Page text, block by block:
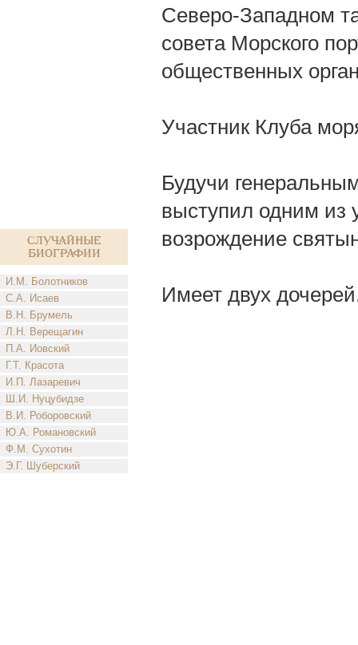
Случайные
биографии
И.М. Болотников
С.А. Исаев
В.Н. Брумель
Л.Н. Верещагин
П.А. Иовский
Г.Т. Красота
И.П. Лазаревич
Ш.И. Нуцубидзе
В.И. Роборовский
Ю.А. Романовский
Ф.М. Сухотин
Э.Г. Шуберский
Северо-Западном
совета Морского
общественных
Участник Клуба
Будучи
выступил одним из
возрождение
Имеет двух